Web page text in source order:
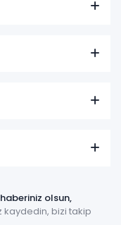
olsun,
kaydedin, bizi takip